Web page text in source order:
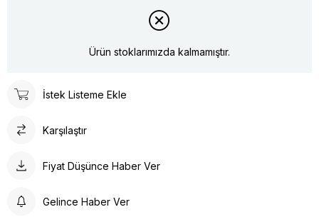
Ürün stoklarımızda kalmamıştır.
İstek Listeme Ekle
Karşılaştır
Fiyat Düşünce Haber Ver
Gelince Haber Ver